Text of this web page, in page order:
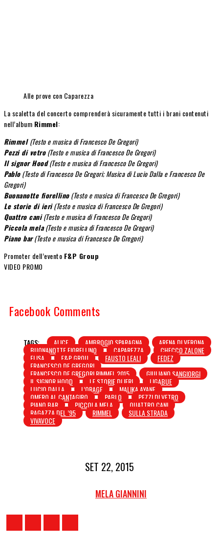
Alle prove con Caparezza
La scaletta del concerto comprenderà sicuramente tutti i brani contenuti
nell’album Rimmel:
Rimmel(Testo e musica di Francesco De Gregori)
Pezzi di vetro(Testo e musica di Francesco De Gregori)
Il signor Hood(Testo e musica di Francesco De Gregori)
Pablo(Testo di Francesco De Gregori; Musica di Lucio Dalla e Francesco De
Gregori)
Buonanotte fiorellino(Testo e musica di Francesco De Gregori)
Le storie di ieri(Testo e musica di Francesco De Gregori)
Quattro cani(Testo e musica di Francesco De Gregori)
Piccola mela(Testo e musica di Francesco De Gregori)
Piano bar(Testo e musica di Francesco De Gregori)
Promoter dell’evento F&P Group
VIDEO PROMO
Facebook Comments
TAGS: ALICE AMBROGIO SPARAGNA ARENA DI VERONA
BUONANOTTE FIORELLINO CAPAREZZA CHECCO ZALONE
ELISA F&P GROU FAUSTO LEALI FEDEZ
FRANCESCO DE GREGORI
FRANCESCO DE GREGORI RIMMEL 2015 GIULIANO SANGIORGI
IL SIGNOR HOOD LE STORIE DI IERI LIGABUE
LUCIO DALLA L’ORAGE MALIKA AYANE
OMERO AL CANTAGIRO PABLO PEZZI DI VETRO
PIANO BAR PICCOLA MELA QUATTRO CANI
RAGAZZA DEL ’95 RIMMEL SULLA STRADA
VIVAVOCE
SET 22, 2015
MELA GIANNINI